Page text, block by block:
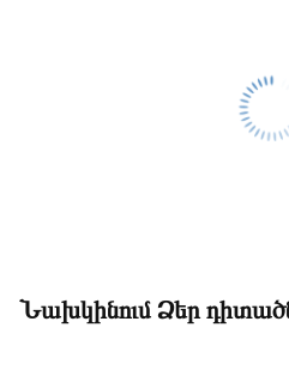
Նախկինում Ձեր